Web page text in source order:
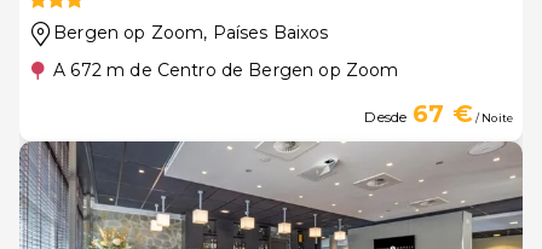
Bergen op Zoom, Países Baixos
A 672 m de Centro de Bergen op Zoom
Desde 67 €/ Noite